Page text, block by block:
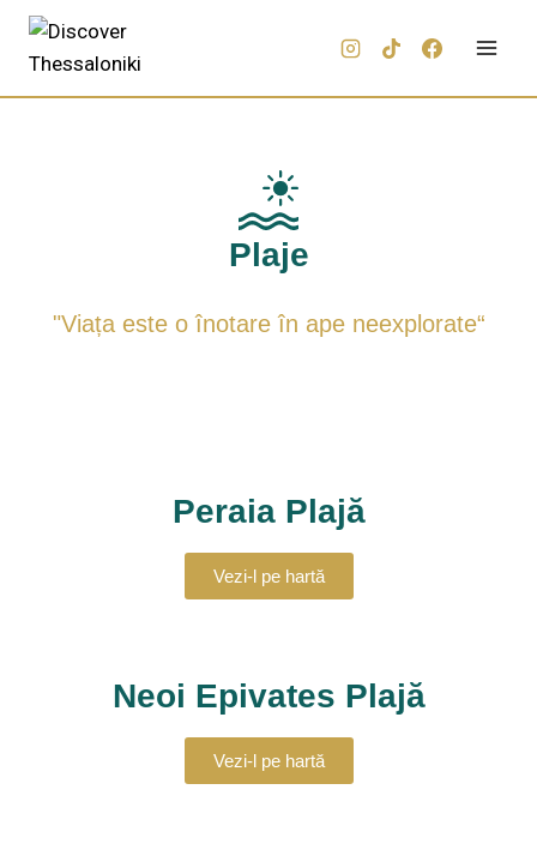
Plaje
"Viața este o înotare în ape neexplorate“
Peraia Plajă
Vezi-l pe hartă
Neoi Epivates Plajă
Vezi-l pe hartă